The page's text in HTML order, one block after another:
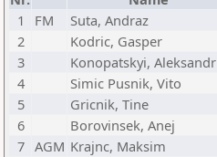
1
FM Suta, Andraz
2
Kodric, Gasper
3
Konopatskyi, Aleksandr
4
Simic Pusnik, Vito
5
Gricnik, Tine
6
Borovinsek, Anej
7 AGM Krajnc, Maksim